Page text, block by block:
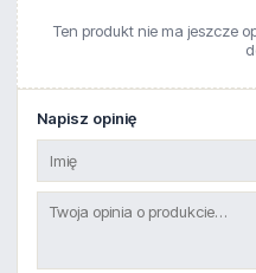
Ten produkt nie ma jeszcze
Napisz opinię